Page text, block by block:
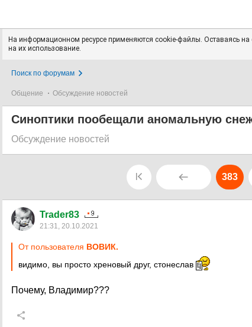
На информационном ресурсе применяются cookie-файлы. Оставаясь на
на их использование.
Поиск по форумам
Общение Обсуждение новостей
Синоптики пообещали аномальную
Обсуждение новостей
383
Trader83
21:31, 20.10.2021
От пользователя ВОВИК.
видимо, вы просто хреновый друг, стонеслав
Почему, Владимир???